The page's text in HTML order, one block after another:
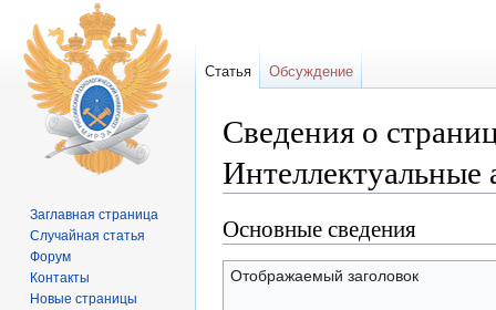
Сведения о
Интеллектуальные
Основные сведения
Отображаемый заголовок
Статья Обсуждение
Заглавная страница
Случайная статья
Форум
Контакты
Новые страницы